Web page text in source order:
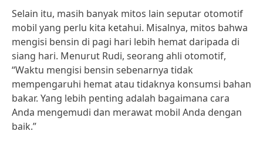
Selain itu, masih banyak mitos lain seputar otomotif
mobil yang perlu kita ketahui. Misalnya, mitos bahwa
mengisi bensin di pagi hari lebih hemat daripada di
siang hari. Menurut Rudi, seorang ahli otomotif,
“Waktu mengisi bensin sebenarnya tidak
mempengaruhi hemat atau tidaknya konsumsi bahan
bakar. Yang lebih penting adalah bagaimana cara
Anda mengemudi dan merawat mobil Anda dengan
baik.”